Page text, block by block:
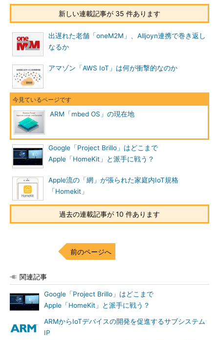
新しい連載記事が 35 件あります
出遅れた老舗「oneM2M」、Alljoyn連携で巻き返し
なるか
アマゾン「AWS IoT」は何が衝撃的なのか
ARM「mbed OS」の現在地
Google「Project Brillo」はどこまで
Apple「HomeKit」と派手に戦う？
Apple流の「網」が張られた家庭内IoT規格
「Homekit」
過去の連載記事が 10 件あります
前のページへ
関連記事
Google「Project Brillo」はどこまで
Apple「HomeKit」と派手に戦う？
ARMからIoTデバイスの開発を促進するサブシステム
IP